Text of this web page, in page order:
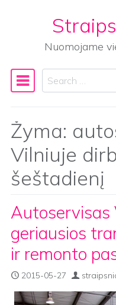
Nuomojame
Main
Search
Žyma:
Vilniuje
šeštadienį
Autoservisas
geriausios
ir remonto
2015-05-27